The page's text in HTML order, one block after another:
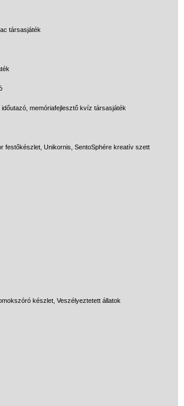
társasjáték
időutazó, memóriafejlesztő kvíz társasjáték
festőkészlet, Unikornis, SentoSphére kreatív szett
készlet, Veszélyeztetett állatok